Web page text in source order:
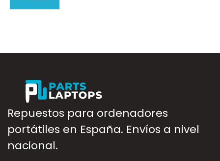
Repuestos para ordenadores
portátiles en España. Envíos a nivel
nacional.